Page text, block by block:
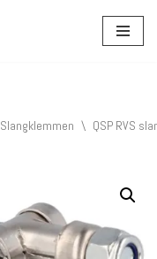
Slangklemmen \ QSP RVS